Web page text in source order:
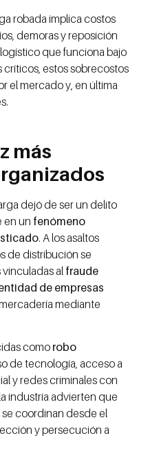
robada implica costos
demoras y reposición
que funciona bajo
estos sobrecostos
el mercado y, en última
más
dejó de ser un delito
en un fenómeno
. A los asaltos
de distribución se
al fraude
de empresas
mediante
como robo
de tecnología, acceso a
y redes criminales con
industria advierten que
coordinan desde el
y persecución a